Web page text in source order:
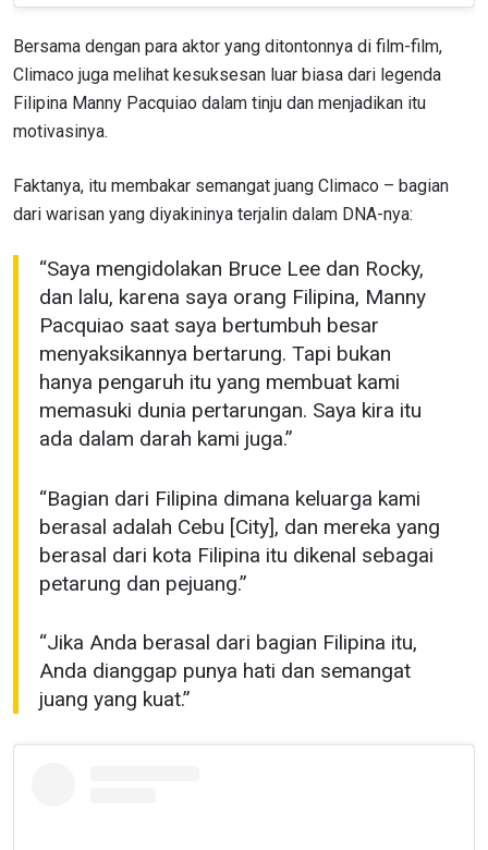
Bersama dengan para aktor yang ditontonnya di film-film,
Climaco juga melihat kesuksesan luar biasa dari legenda
Filipina Manny Pacquiao dalam tinju dan menjadikan itu
motivasinya.
Faktanya, itu membakar semangat juang Climaco – bagian
dari warisan yang diyakininya terjalin dalam DNA-nya:
“Saya mengidolakan Bruce Lee dan Rocky,
dan lalu, karena saya orang Filipina, Manny
Pacquiao saat saya bertumbuh besar
menyaksikannya bertarung. Tapi bukan
hanya pengaruh itu yang membuat kami
memasuki dunia pertarungan. Saya kira itu
ada dalam darah kami juga.”
“Bagian dari Filipina dimana keluarga kami
berasal adalah Cebu [City], dan mereka yang
berasal dari kota Filipina itu dikenal sebagai
petarung dan pejuang.”
“Jika Anda berasal dari bagian Filipina itu,
Anda dianggap punya hati dan semangat
juang yang kuat.”